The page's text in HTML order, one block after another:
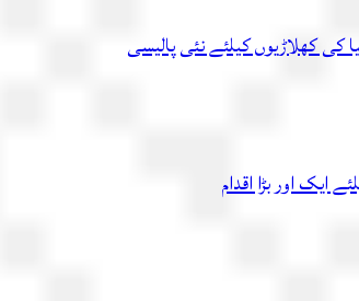
کی کھلاڑیوں کیلئے نئی پالیسی
ایک اور بڑا اقدام